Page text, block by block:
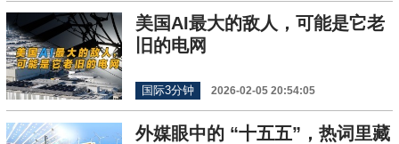
美国AI最大的敌人，可能是它老
旧的电网
国际3分钟 2026-02-05 20:54:05
外媒眼中的 “十五五”，热词里藏